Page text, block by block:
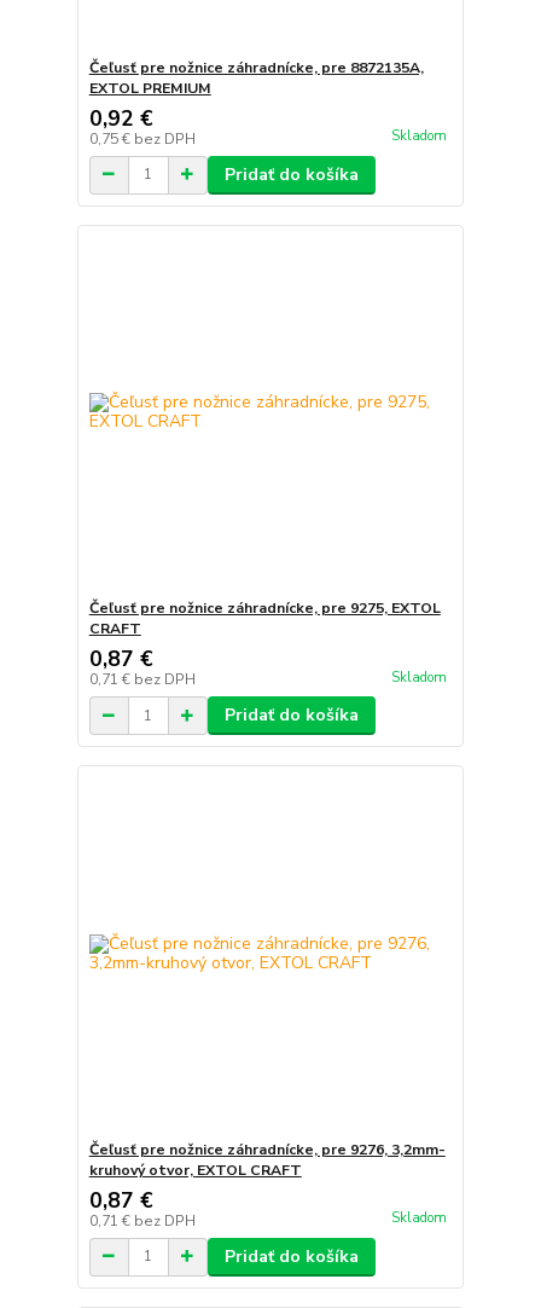
Čeľusť pre nožnice záhradnícke, pre 8872135A,
EXTOL PREMIUM
0,92 €
0,75 € bez DPH Skladom
Pridať do košíka
Čeľusť pre nožnice záhradnícke, pre 9275, EXTOL
CRAFT
0,87 €
0,71 € bez DPH Skladom
Pridať do košíka
Čeľusť pre nožnice záhradnícke, pre 9276, 3,2mm-
kruhový otvor, EXTOL CRAFT
0,87 €
0,71 € bez DPH Skladom
Pridať do košíka